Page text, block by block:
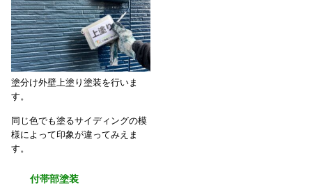
塗分け外壁上塗り塗装を行いま
す。
同じ色でも塗るサイディングの模
様によって印象が違ってみえま
す。
付帯部塗装